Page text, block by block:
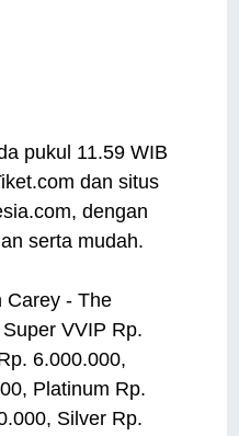
pukul 11.59 WIB
dan situs
dengan
serta mudah.
Carey - The
VVIP Rp.
6.000.000,
Platinum Rp.
Silver Rp.